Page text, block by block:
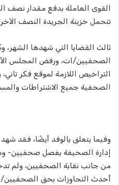
القوى العاملة بدفع مقدار نصف
تتحمل خزينة الجريدة النصف
ثالث القضايا التي شهدها الشهر،
الصحفيين/ات، ورفض المجلس
التراخيص اللازمة لموقع فكر
الصحفية جميع الاشتراطات
وفيما يتعلق بالوفد أيضًا، فقد
إدارة الصحيفة بفصل صحفيين-
من جانب نقابة الصحفيين، ولم
أحدث التجاوزات بحق